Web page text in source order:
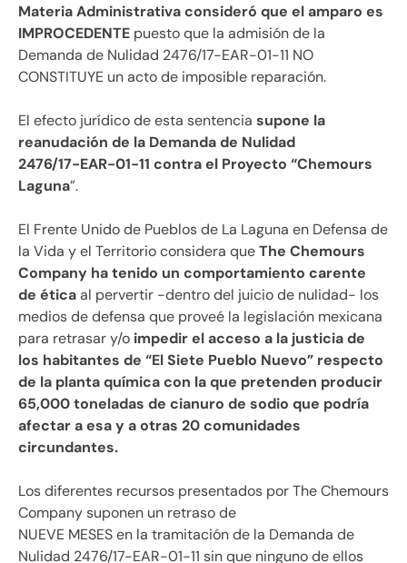
Materia Administrativa consideró que el amparo es
IMPROCEDENTE puesto que la admisión de la
Demanda de Nulidad 2476/17-EAR-01-11 NO
CONSTITUYE un acto de imposible reparación.
El efecto jurídico de esta sentencia supone la
reanudación de la Demanda de Nulidad
2476/17-EAR-01-11 contra el Proyecto “Chemours
Laguna”.
El Frente Unido de Pueblos de La Laguna en Defensa de
la Vida y el Territorio considera queThe Chemours
Company ha tenido un comportamiento carente
de éticaal pervertir -dentro del juicio de nulidad- los
medios de defensa que proveé la legislación mexicana
para retrasar y/o impedir el acceso a la justicia de
los habitantes de “El Siete Pueblo Nuevo” respecto
de la planta química con la que pretenden producir
65,000 toneladas de cianuro de sodio que podría
afectar a esa y a otras 20 comunidades
circundantes.
Los diferentes recursos presentados por The Chemours
Company suponen un retraso de
NUEVE MESES en la tramitación de la Demanda de
Nulidad 2476/17-EAR-01-11 sin que ninguno de ellos